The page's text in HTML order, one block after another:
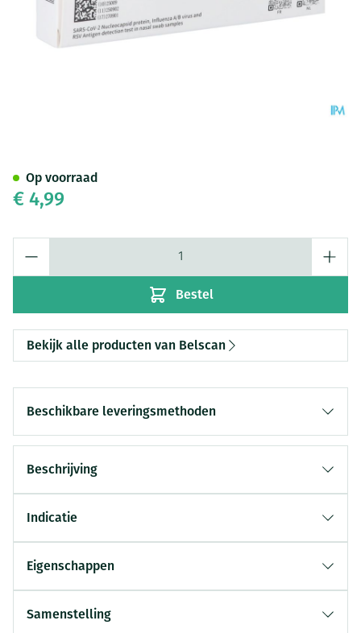
€ 4,99
Bestel
Op voorraad
Bekijk alle producten van Belscan
Beschikbare leveringsmethoden
Beschrijving
Indicatie
Eigenschappen
Samenstelling